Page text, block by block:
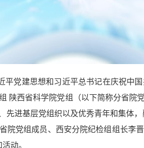
党建思想和习近平总书记在庆祝中
陕西省科学院党组（以下简称分省
进基层党组织以及优秀青年和集体
党组成员、西安分院纪检组组长李
动。